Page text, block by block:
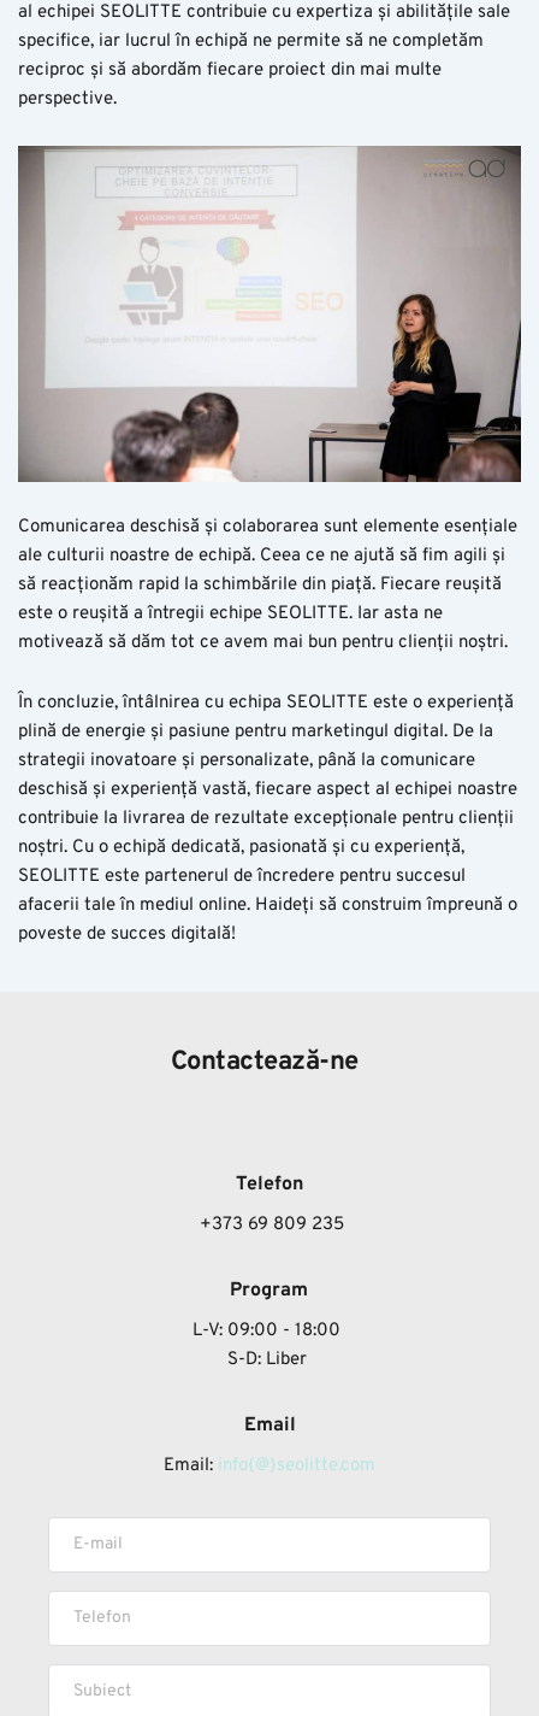
al echipei SEOLITTE contribuie cu expertiza și abilitățile sale
specifice, iar lucrul în echipă ne permite să ne completăm
reciproc și să abordăm fiecare proiect din mai multe
perspective.
Comunicarea deschisă și colaborarea sunt elemente esențiale
ale culturii noastre de echipă. Ceea ce ne ajută să fim agili și
să reacționăm rapid la schimbările din piață. Fiecare reușită
este o reușită a întregii echipe SEOLITTE. Iar asta ne
motivează să dăm tot ce avem mai bun pentru clienții noștri.
În concluzie, întâlnirea cu echipa SEOLITTE este o experiență
plină de energie și pasiune pentru marketingul digital. De la
strategii inovatoare și personalizate, până la comunicare
deschisă și experiență vastă, fiecare aspect al echipei noastre
contribuie la livrarea de rezultate excepționale pentru clienții
noștri. Cu o echipă dedicată, pasionată și cu experiență,
SEOLITTE este partenerul de încredere pentru succesul
afacerii tale în mediul online. Haideți să construim împreună o
poveste de succes digitală!
Contactează-ne
Telefon
+373 69 809 235
Program
L-V: 09:00 - 18:00
S-D: Liber
Email
Email: info{@}seolitte.com